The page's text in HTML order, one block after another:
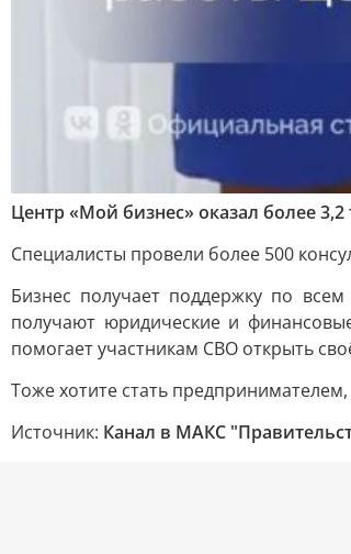
Центр «Мой бизнес» оказал более
Специалисты провели более 500
Бизнес получает поддержку по
получают юридические и
помогает участникам СВО открыть
Тоже хотите стать
Источник: Канал в МАКС